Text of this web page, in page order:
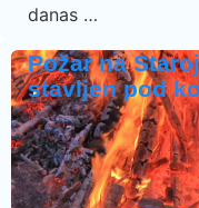
danas …
Požar na
stavljen pod